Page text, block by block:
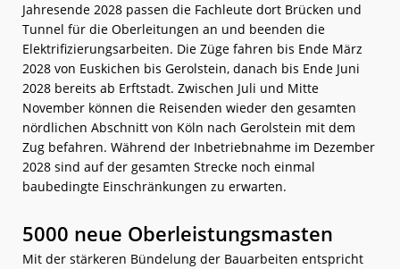
Jahresende 2028 passen die Fachleute dort Brücken und
Tunnel für die Oberleitungen an und beenden die
Elektrifizierungsarbeiten. Die Züge fahren bis Ende März
2028 von Euskichen bis Gerolstein, danach bis Ende Juni
2028 bereits ab Erftstadt. Zwischen Juli und Mitte
November können die Reisenden wieder den gesamten
nördlichen Abschnitt von Köln nach Gerolstein mit dem
Zug befahren. Während der Inbetriebnahme im Dezember
2028 sind auf der gesamten Strecke noch einmal
baubedingte Einschränkungen zu erwarten.
5000 neue Oberleistungsmasten
Mit der stärkeren Bündelung der Bauarbeiten entspricht